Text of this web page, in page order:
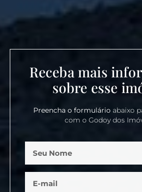
Receba mais
sobre esse
Preencha o formulárioabaixo
com o Godoy dos